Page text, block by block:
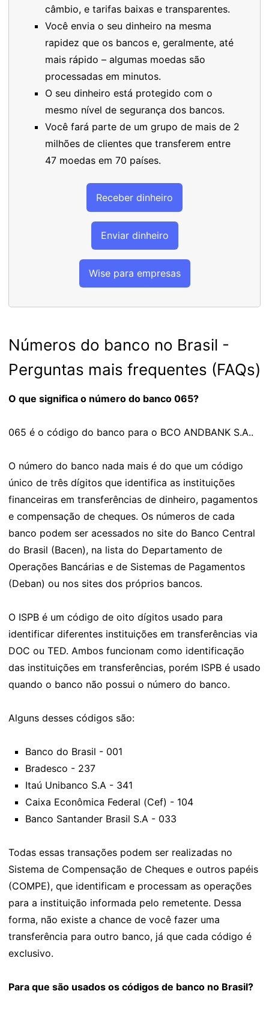
câmbio, e tarifas baixas e transparentes.
Você envia o seu dinheiro na mesma
rapidez que os bancos e, geralmente, até
mais rápido – algumas moedas são
processadas em minutos.
O seu dinheiro está protegido com o
mesmo nível de segurança dos bancos.
Você fará parte de um grupo de mais de 2
milhões de clientes que transferem entre
47 moedas em 70 países.
Receber dinheiro
Enviar dinheiro
Wise para empresas
Números do banco no Brasil -
Perguntas mais frequentes (FAQs)
O que significa o número do banco 065?
065 é o código do banco para o BCO ANDBANK S.A..
O número do banco nada mais é do que um código
único de três dígitos que identifica as instituições
financeiras em transferências de dinheiro, pagamentos
e compensação de cheques. Os números de cada
banco podem ser acessados no site do Banco Central
do Brasil (Bacen), na lista do Departamento de
Operações Bancárias e de Sistemas de Pagamentos
(Deban) ou nos sites dos próprios bancos.
O ISPB é um código de oito dígitos usado para
identificar diferentes instituições em transferências via
DOC ou TED. Ambos funcionam como identificação
das instituições em transferências, porém ISPB é usado
quando o banco não possui o número do banco.
Alguns desses códigos são:
Banco do Brasil - 001
Bradesco - 237
Itaú Unibanco S.A - 341
Caixa Econômica Federal (Cef) - 104
Banco Santander Brasil S.A - 033
Todas essas transações podem ser realizadas no
Sistema de Compensação de Cheques e outros papéis
(COMPE), que identificam e processam as operações
para a instituição informada pelo remetente. Dessa
forma, não existe a chance de você fazer uma
transferência para outro banco, já que cada código é
exclusivo.
Para que são usados os códigos de banco no Brasil?